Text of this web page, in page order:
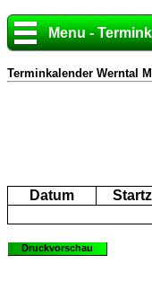
Menu -
Terminkalender Werntal
Datum
Druckvorschau